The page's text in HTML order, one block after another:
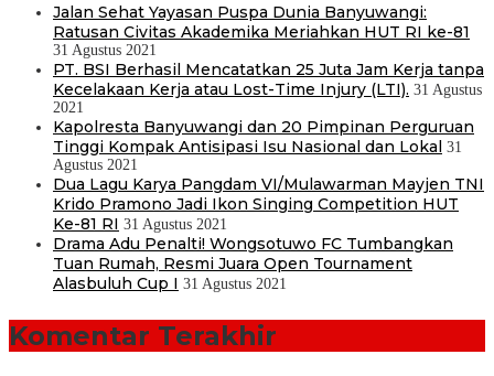
Jalan Sehat Yayasan Puspa Dunia Banyuwangi:
Ratusan Civitas Akademika Meriahkan HUT RI ke-81
31 Agustus 2021
PT. BSI Berhasil Mencatatkan 25 Juta Jam Kerja tanpa
Kecelakaan Kerja atau Lost-Time Injury (LTI). 31 Agustus
2021
Kapolresta Banyuwangi dan 20 Pimpinan Perguruan
Tinggi Kompak Antisipasi Isu Nasional dan Lokal 31
Agustus 2021
Dua Lagu Karya Pangdam VI/Mulawarman Mayjen TNI
Krido Pramono Jadi Ikon Singing Competition HUT
Ke-81 RI 31 Agustus 2021
Drama Adu Penalti! Wongsotuwo FC Tumbangkan
Tuan Rumah, Resmi Juara Open Tournament
Alasbuluh Cup I 31 Agustus 2021
Komentar Terakhir